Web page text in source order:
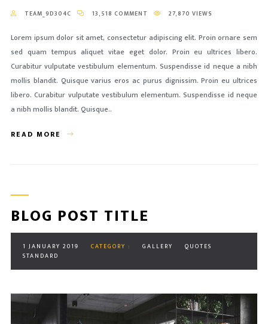
TEAM_9D304C 13,518 COMMENT 27,870 VIEWS
Lorem ipsum dolor sit amet, consectetur adipiscing elit. Proin ornare sem
sed quam tempus aliquet vitae eget dolor. Proin eu ultrices libero.
Curabitur vulputate vestibulum elementum. Suspendisse id neque a nibh
mollis blandit. Quisque varius eros ac purus dignissim. Proin eu ultrices
libero. Curabitur vulputate vestibulum elementum. Suspendisse id neque
a nibh mollis blandit. Quisque..
READ MORE
BLOG POST TITLE
1 JANUARY 2019 CATEGORY : GALLERY
QUOTES
STANDARD